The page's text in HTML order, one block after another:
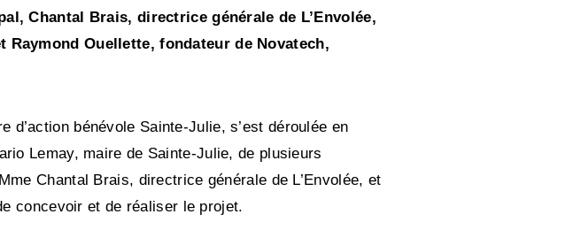
Chantal Brais, directrice générale de L’Envolée,
Raymond Ouellette, fondateur de Novatech,
d’action bénévole Sainte-Julie, s’est déroulée en
Lemay, maire de Sainte-Julie, de plusieurs
Chantal Brais, directrice générale de L’Envolée, et
concevoir et de réaliser le projet.